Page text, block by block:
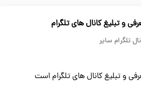
و تبلیغ کانال های تلگرام
تلگرام سایر
و تبلیغ کانال های تلگرام است